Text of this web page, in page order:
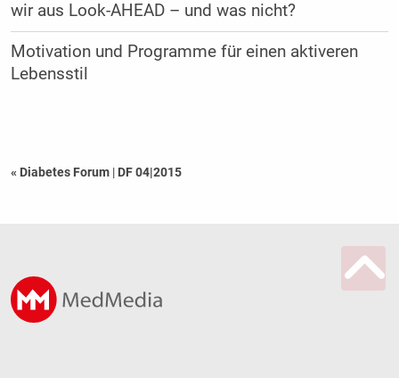
wir aus Look-AHEAD – und was nicht?
Motivation und Programme für einen aktiveren
Lebensstil
« Diabetes Forum | DF 04|2015